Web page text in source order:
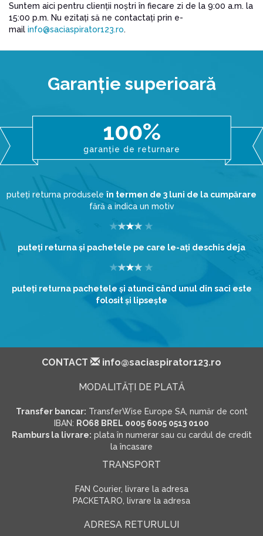
Suntem aici pentru clienții noștri în fiecare zi de la 9:00 a.m. la
15:00 p.m. Nu ezitați să ne contactați prin e-
mail info@saciaspirator123.ro.
Garanţie superioară
100%
garanție de returnare
puteți returna produsele în termen de 3 luni de la cumpărare
fără a indica un motiv
puteţi returna şi pachetele pe care le-aţi deschis deja
puteţi returna pachetele şi atunci când unul din saci este
folosit şi lipseşte
CONTACT info@saciaspirator123.ro
MODALITĂŢI DE PLATĂ
Transfer bancar: TransferWise Europe SA, număr de cont
IBAN: RO68 BREL 0005 6005 0513 0100
Ramburs la livrare: plata în numerar sau cu cardul de credit
la încasare
TRANSPORT
FAN Courier, livrare la adresa
PACKETA.RO, livrare la adresa
ADRESA RETURULUI